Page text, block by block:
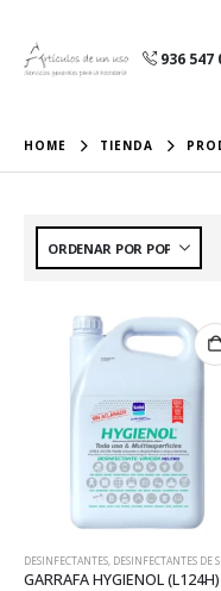
936 547
HOME TIENDA
DESINFECTANTES, DESINFECTANTES DE
GARRAFA HYGIENOL (L124H)